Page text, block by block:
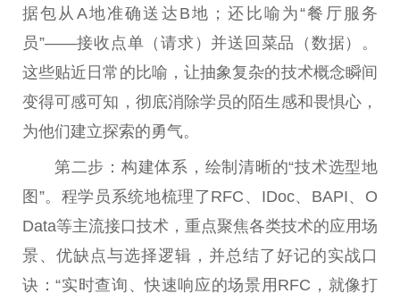
据包从A地准确送达B地；还比喻为“餐厅服务
员”——接收点单（请求）并送回菜品（数据）。
这些贴近日常的比喻，让抽象复杂的技术概念瞬间
变得可感可知，彻底消除学员的陌生感和畏惧心，
为他们建立探索的勇气。
第二步：构建体系，绘制清晰的“技术选型地
图”。程学员系统地梳理了RFC、IDoc、BAPI、O
Data等主流接口技术，重点聚焦各类技术的应用场
景、优缺点与选择逻辑，并总结了好记的实战口
诀：“实时查询、快速响应的场景用RFC，就像打